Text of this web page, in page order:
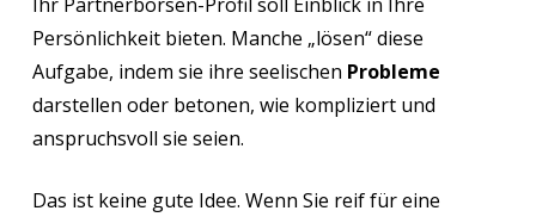
Persönlichkeit bieten. Manche „lösen“ diese
Aufgabe, indem sie ihre seelischen Probleme
darstellen oder betonen, wie kompliziert und
anspruchsvoll sie seien.
Das ist keine gute Idee. Wenn Sie reif für eine